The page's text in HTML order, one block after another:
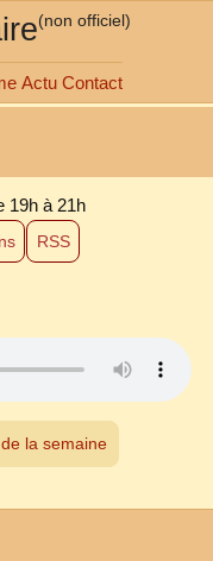
(non officiel)
Actu Contact
19h à 21h
RSS
la semaine